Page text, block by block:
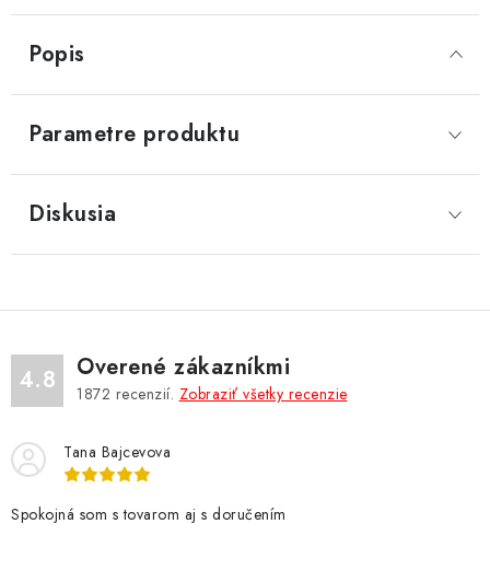
Popis
Parametre produktu
Diskusia
4.8 Overené zákazníkmi
1872 recenzií. Zobraziť všetky recenzie
Tana Bajcevova
Spokojná som s tovarom aj s doručením